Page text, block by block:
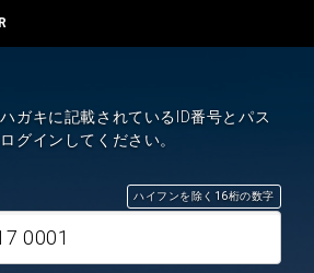
ガキに記載されているID番号とパス
グインしてください。
ハイフンを除く16桁の数字
0001